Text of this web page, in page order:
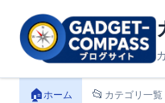
🏠ホーム 📂 カテゴリ一覧